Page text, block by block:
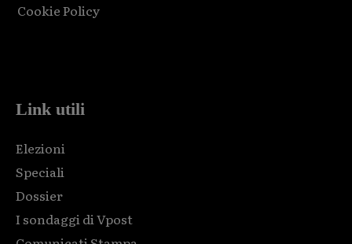
Cookie Policy
Link utili
Elezioni
Speciali
Dossier
I sondaggi di Vpost